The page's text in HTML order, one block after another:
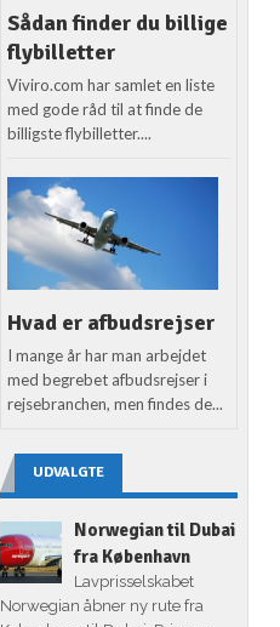
Sådan finder du billige
flybilletter
Viviro.com har samlet en liste
med gode råd til at finde de
billigste flybilletter....
Hvad er afbudsrejser
I mange år har man arbejdet
med begrebet afbudsrejser i
rejsebranchen, men findes de...
UDVALGTE
Norwegian til Dubai
fra København
Lavprisselskabet
Norwegian åbner ny rute fra